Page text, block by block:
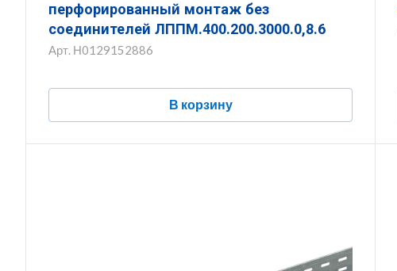
перфорированный монтаж без
соединителей ЛППМ.400.200.3000.0,8.6
Арт. Н0129152886
В корзину